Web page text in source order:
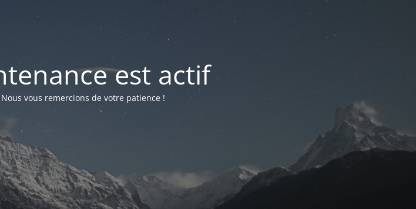
est actif
vous remercions de votre patience !